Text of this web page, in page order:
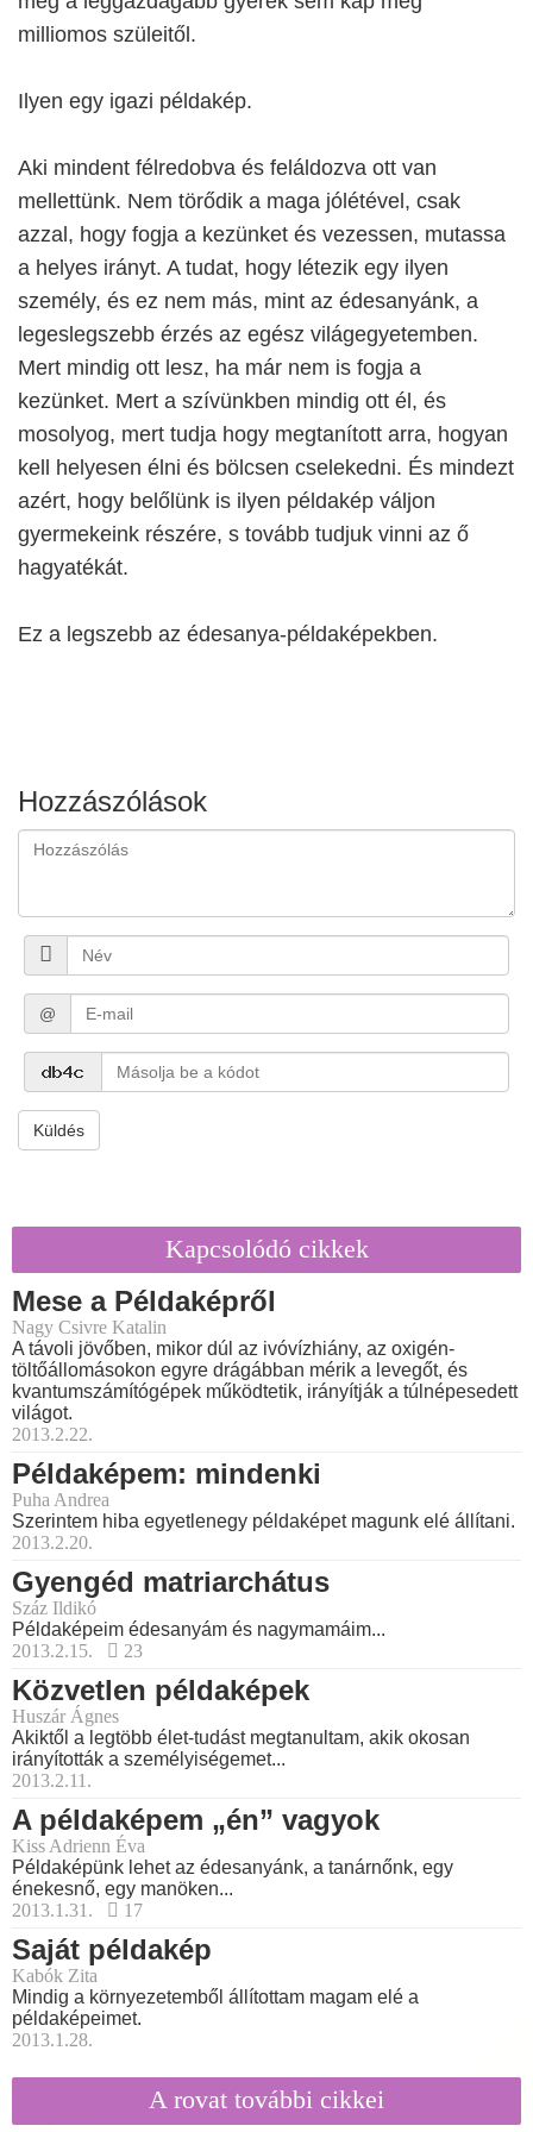
milliomos szüleitől.
Ilyen egy igazi példakép.
Aki mindent félredobva és feláldozva ott van
mellettünk. Nem törődik a maga jólétével, csak
azzal, hogy fogja a kezünket és vezessen, mutassa
a helyes irányt. A tudat, hogy létezik egy ilyen
személy, és ez nem más, mint az édesanyánk, a
legeslegszebb érzés az egész világegyetemben.
Mert mindig ott lesz, ha már nem is fogja a
kezünket. Mert a szívünkben mindig ott él, és
mosolyog, mert tudja hogy megtanított arra, hogyan
kell helyesen élni és bölcsen cselekedni. És mindezt
azért, hogy belőlünk is ilyen példakép váljon
gyermekeink részére, s tovább tudjuk vinni az ő
hagyatékát.
Ez a legszebb az édesanya-példaképekben.
Hozzászólások
@
Küldés
Kapcsolódó cikkek
Mese a Példaképről
Nagy Csivre Katalin
A távoli jövőben, mikor dúl az ivóvízhiány, az oxigén-
töltőállomásokon egyre drágábban mérik a levegőt, és
kvantumszámítógépek működtetik, irányítják a túlnépesedett
világot.
2013.2.22.
Példaképem: mindenki
Puha Andrea
Szerintem hiba egyetlenegy példaképet magunk elé állítani.
2013.2.20.
Gyengéd matriarchátus
Száz Ildikó
Példaképeim édesanyám és nagymamáim...
2013.2.15.
23
Közvetlen példaképek
Huszár Ágnes
Akiktől a legtöbb élet-tudást megtanultam, akik okosan
irányították a személyiségemet...
2013.2.11.
A példaképem „én” vagyok
Kiss Adrienn Éva
Példaképünk lehet az édesanyánk, a tanárnőnk, egy
énekesnő, egy manöken...
2013.1.31.
17
Saját példakép
Kabók Zita
Mindig a környezetemből állítottam magam elé a
példaképeimet.
2013.1.28.
A rovat további cikkei